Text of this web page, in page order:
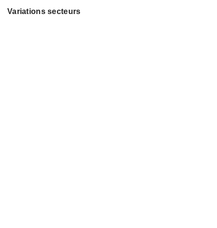
Variations secteurs